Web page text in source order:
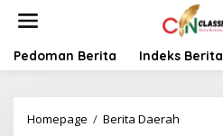
t
Pedoman Berita Indeks Berita
Homepage / Berita Daerah